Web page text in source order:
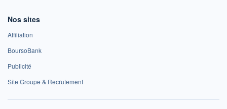
Nos sites
Affiliation
BoursoBank
Publicité
Site Groupe & Recrutement